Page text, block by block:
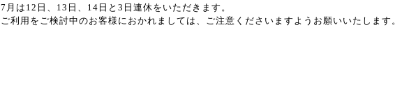
7月は12日、13日、14日と3日連休をいただきます。
ご利用をご検討中のお客様におかれましては、ご注意くださいますようお願いいたします。